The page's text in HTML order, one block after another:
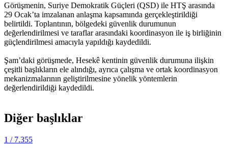
Görüşmenin, Suriye Demokratik Güçleri (QSD) ile HTŞ arasında
29 Ocak’ta imzalanan anlaşma kapsamında gerçekleştirildiği
belirtildi. Toplantının, bölgedeki güvenlik durumunun
değerlendirilmesi ve taraflar arasındaki koordinasyon ile iş birliğinin
güçlendirilmesi amacıyla yapıldığı kaydedildi.
Şam’daki görüşmede, Hesekê kentinin güvenlik durumuna ilişkin
çeşitli başlıkların ele alındığı, ayrıca çalışma ve ortak koordinasyon
mekanizmalarının geliştirilmesine yönelik yöntemlerin
değerlendirildiği kaydedildi.
Diğer başlıklar
1 / 7.355